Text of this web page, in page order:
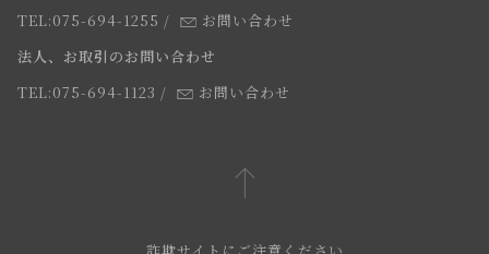
よくあるご質問
スタッフ
TEL:075-694-1255 /
お問い合わせ
法人、お取引のお問い合わせ
TEL:075-694-1123 / お問い合わせ